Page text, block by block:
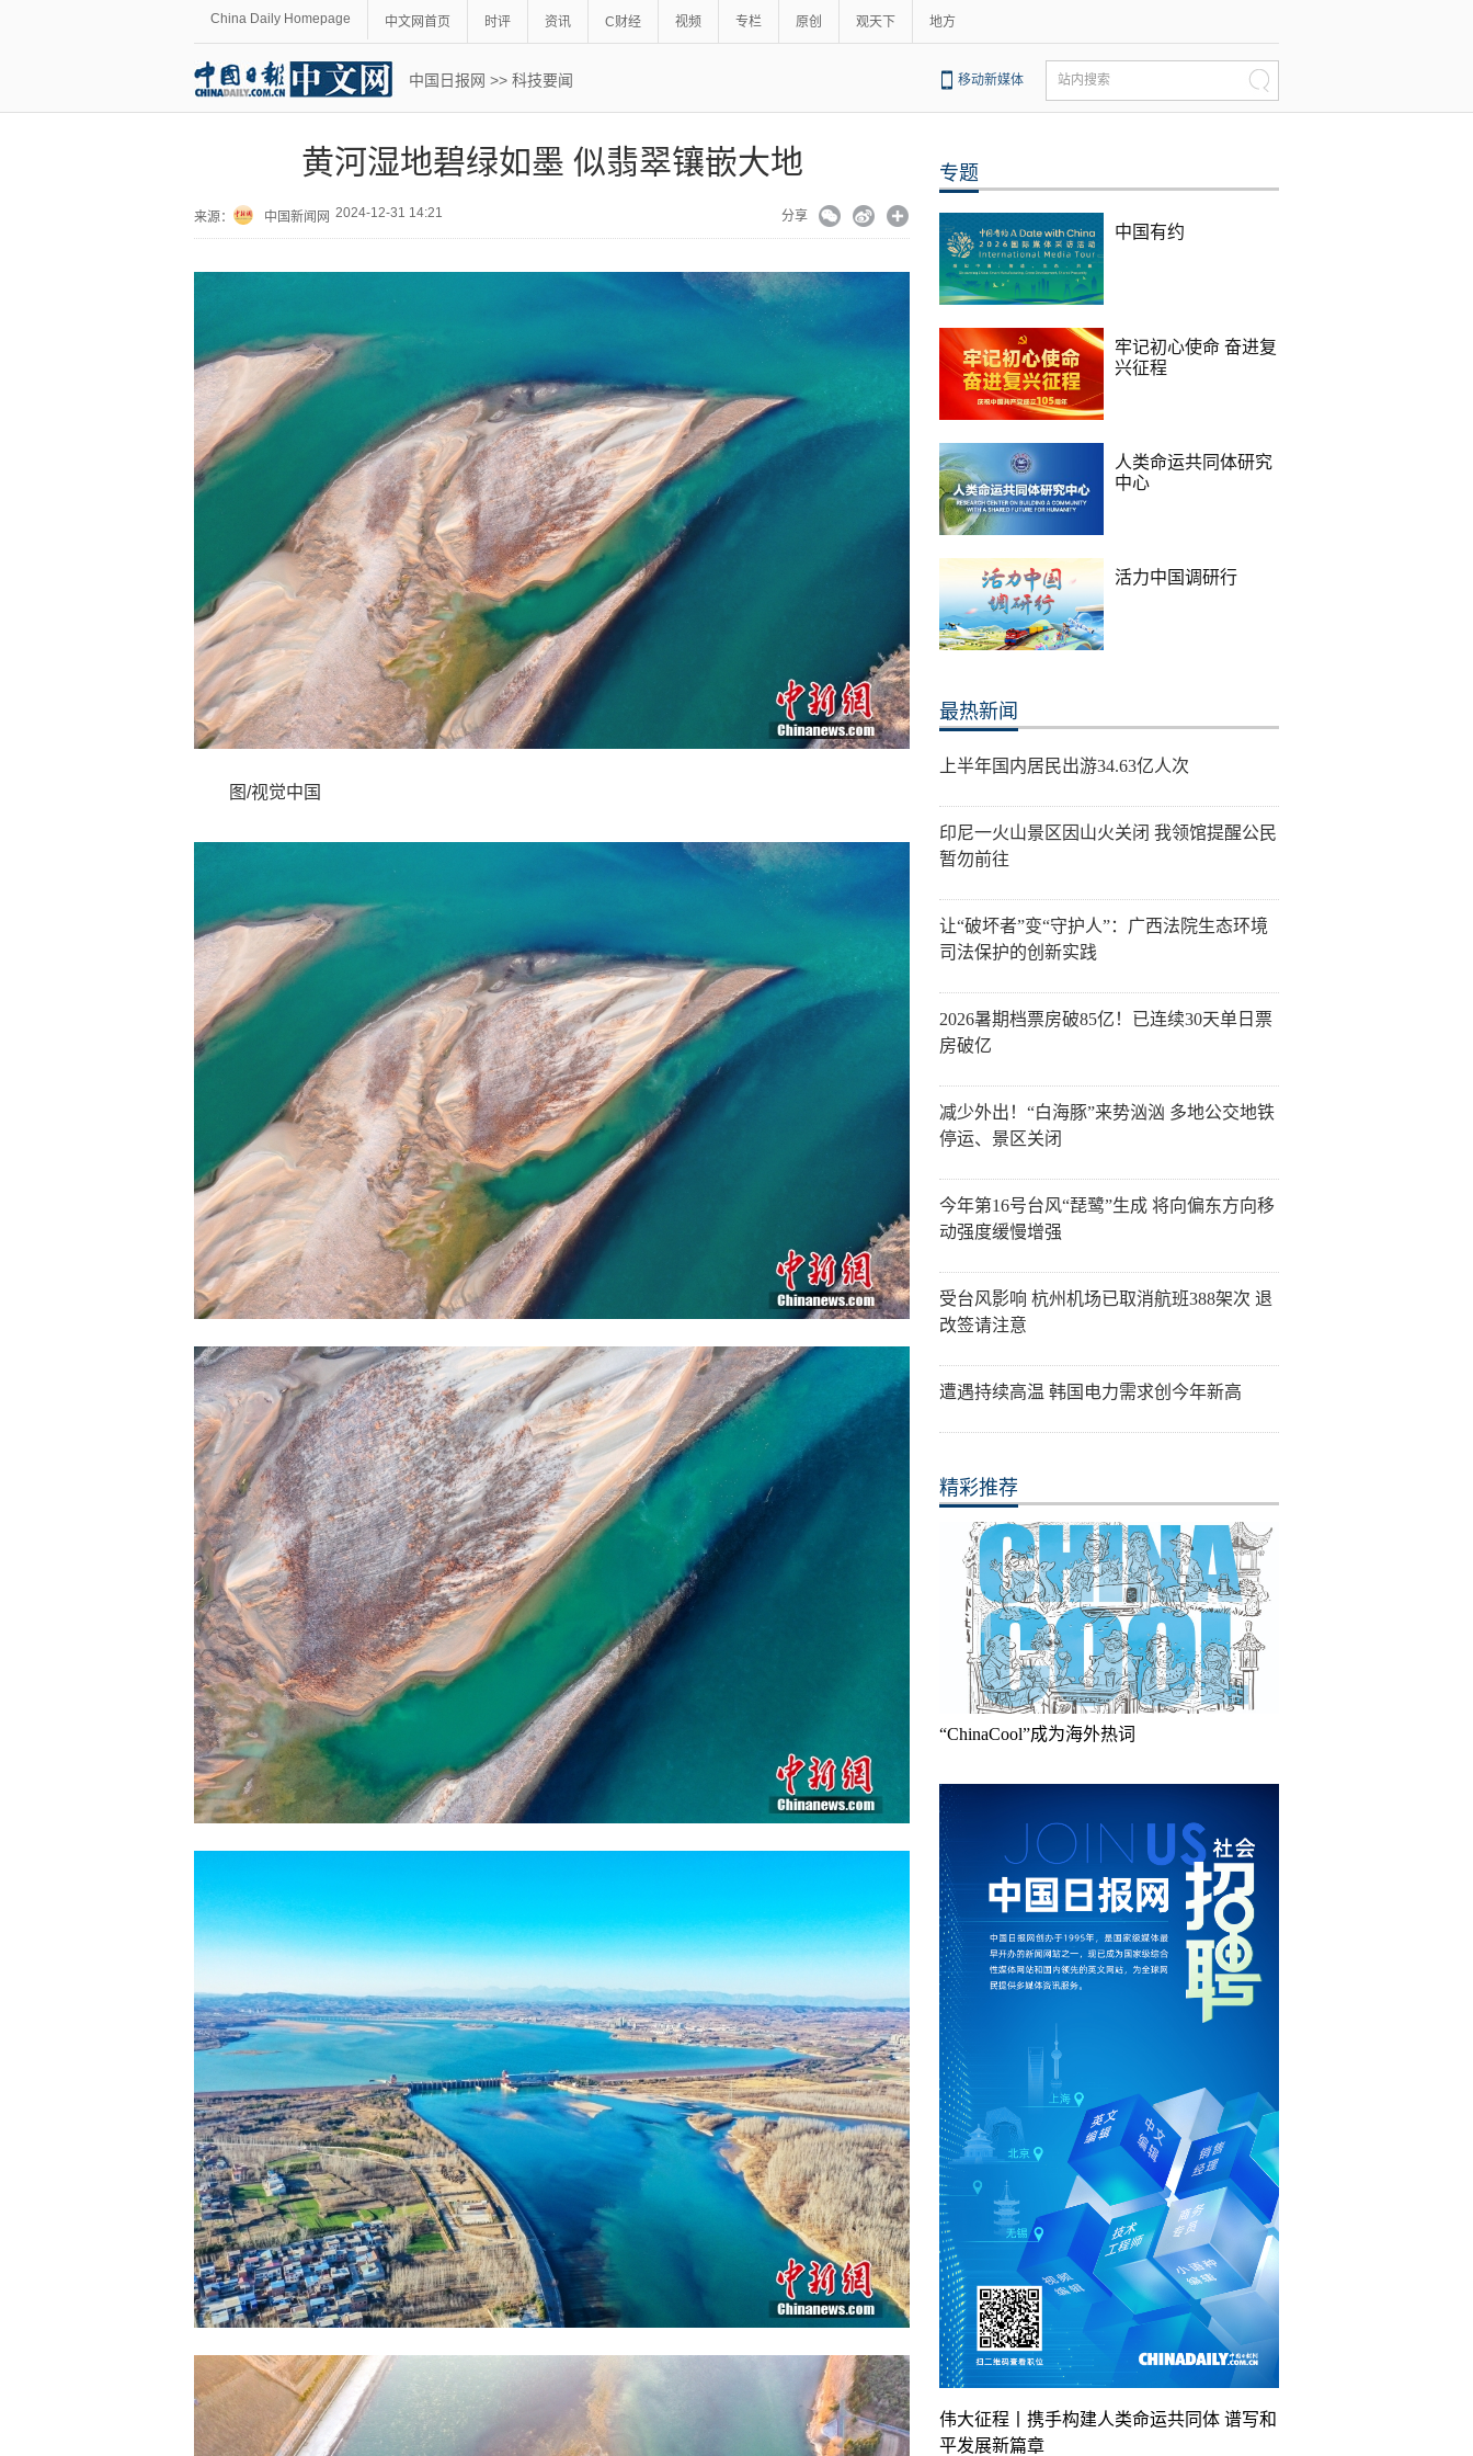
China Daily Homepage 中文网首页 时评 资讯 C财经 视频 专栏 原创 观天下 地方
中国日报网 >> 科技要闻 移动新媒体 站内搜索
黄河湿地碧绿如墨 似翡翠镶嵌大地
来源： 中国新闻网 2024-12-31 14:21 分享
图/视觉中国
专题
中国有约
牢记初心使命 奋进复
兴征程
人类命运共同体研究
中心
活力中国调研行
最热新闻
上半年国内居民出游34.63亿人次
印尼一火山景区因山火关闭 我领馆提醒公民
暂勿前往
让“破坏者”变“守护人”：广西法院生态环境
司法保护的创新实践
2026暑期档票房破85亿！已连续30天单日票
房破亿
减少外出！“白海豚”来势汹汹 多地公交地铁
停运、景区关闭
今年第16号台风“琵鹭”生成 将向偏东方向移
动强度缓慢增强
受台风影响 杭州机场已取消航班388架次 退
改签请注意
遭遇持续高温 韩国电力需求创今年新高
精彩推荐
“ChinaCool”成为海外热词
伟大征程丨携手构建人类命运共同体 谱写和
平发展新篇章